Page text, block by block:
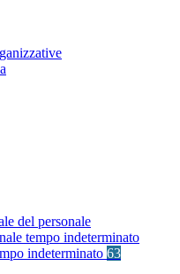
del personale
tempo indeterminato
indeterminato 63